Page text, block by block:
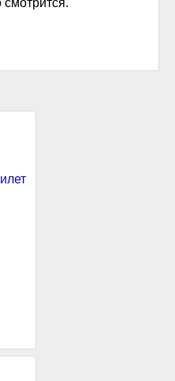
смотрится.